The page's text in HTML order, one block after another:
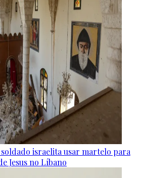
israelita usar martelo para
Jesus no Líbano